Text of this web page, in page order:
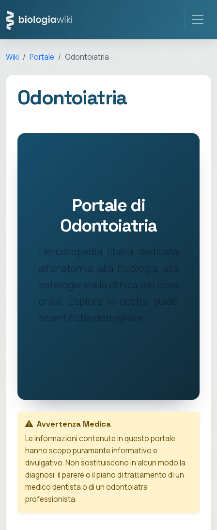
Wiki Portale Odontoiatria
Odontoiatria
Portale di
Odontoiatria
L'enciclopedia libera dedicata
all'anatomia, alla fisiologia, alla
patologia e alla clinica del cavo
orale. Esplora le nostre guide
scientifiche dettagliate.
Avvertenza Medica
Le informazioni contenute in questo portale
hanno scopo puramente informativo e
divulgativo. Non sostituiscono in alcun modo la
diagnosi, il parere o il piano di trattamento di un
medico dentista o di un odontoiatra
professionista.